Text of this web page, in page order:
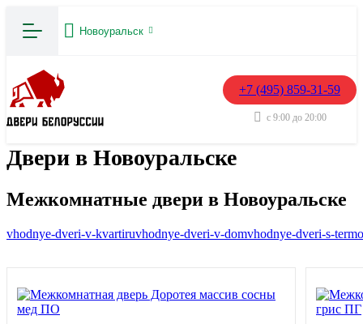
Новоуральск
+7 (495) 859-31-59
с 9:00 до 20:00
Двери в Новоуральске
Межкомнатные двери в Новоуральске
vhodnye-dveri-v-kvartiruvhodnye-dveri-v-domvhodnye-dveri-s-